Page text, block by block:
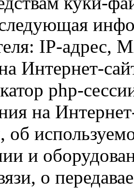
IP-адрес,
Интернет-
php-
на
об
и
о